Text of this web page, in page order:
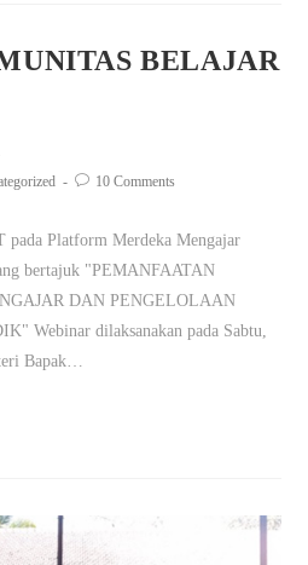
BELAJAR
10 Comments
Platform Merdeka Mengajar
bertajuk "PEMANFAATAN
DAN PENGELOLAAN
Webinar dilaksanakan pada Sabtu,
Bapak…